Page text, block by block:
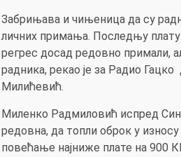
Забрињава и чињеница да су
личних примања. Последњу плату
регрес досад редовно примали,
радника, рекао је за Радио
Милићевић.
Миленко Радмиловић испред
редовна, да топли оброк у
повећање најниже плате на 900